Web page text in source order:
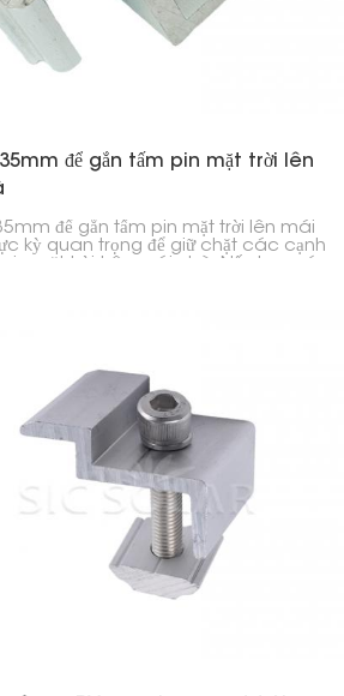
35mm để gắn tấm pin mặt trời lên
để gắn tấm pin mặt trời lên mái
kỳ quan trọng để giữ chặt các cạnh